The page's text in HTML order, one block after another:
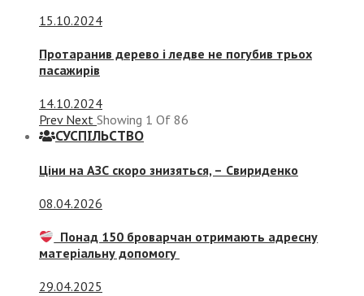
15.10.2024
Протаранив дерево і ледве не погубив трьох
пасажирів
14.10.2024
Prev Next Showing 1 Of 86
СУСПIЛЬСТВО
Ціни на АЗС скоро знизяться, – Свириденко
08.04.2026
Понад 150 броварчан отримають адресну
матеріальну допомогу
29.04.2025